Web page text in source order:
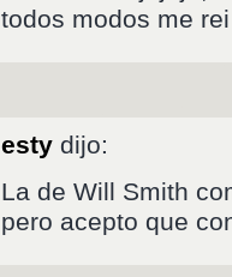
todos modos me
esty dijo:
La de Will Smith
pero acepto que